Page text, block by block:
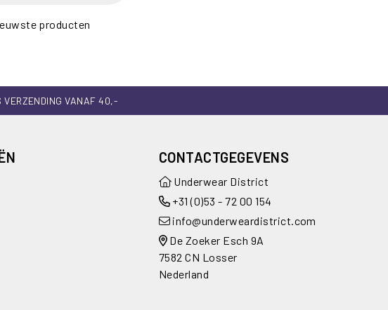
producten
VERZENDING VANAF 40,-
CONTACTGEGEVENS
Underwear District
+31 (0)53 - 72 00 154
info@underweardistrict.com
De Zoeker Esch 9A
7582 CN Losser
Nederland